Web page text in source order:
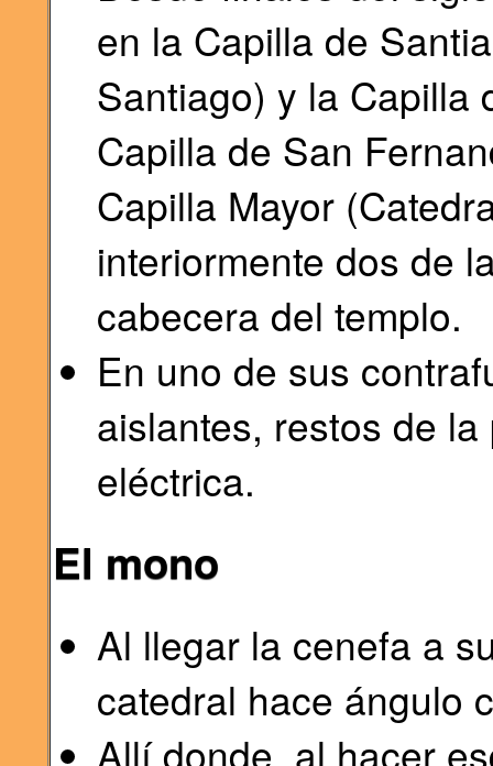
en la Capilla de
Santiago) y la Capilla
Capilla de San
Capilla Mayor
interiormente dos de
cabecera del templo.
En uno de sus
aislantes, restos de
eléctrica.
El mono
Al llegar la cenefa a
catedral hace ángulo
Allí donde, al hacer